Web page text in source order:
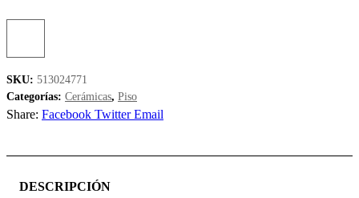
SKU: 513024771
Categorías: Cerámicas, Piso
Share: Facebook Twitter Email
DESCRIPCIÓN